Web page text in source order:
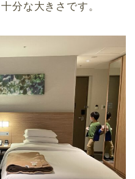
分な大きさです。